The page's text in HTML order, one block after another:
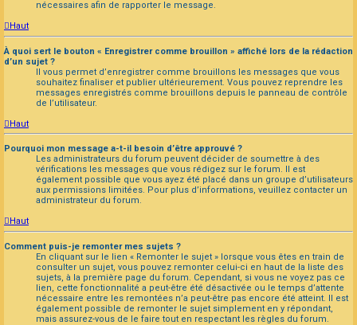
nécessaires afin de rapporter le message.
Haut
À quoi sert le bouton « Enregistrer comme brouillon » affiché lors de la rédaction
d’un sujet ?
Il vous permet d’enregistrer comme brouillons les messages que vous
souhaitez finaliser et publier ultérieurement. Vous pouvez reprendre les
messages enregistrés comme brouillons depuis le panneau de contrôle
de l’utilisateur.
Haut
Pourquoi mon message a-t-il besoin d’être approuvé ?
Les administrateurs du forum peuvent décider de soumettre à des
vérifications les messages que vous rédigez sur le forum. Il est
également possible que vous ayez été placé dans un groupe d’utilisateurs
aux permissions limitées. Pour plus d’informations, veuillez contacter un
administrateur du forum.
Haut
Comment puis-je remonter mes sujets ?
En cliquant sur le lien « Remonter le sujet » lorsque vous êtes en train de
consulter un sujet, vous pouvez remonter celui-ci en haut de la liste des
sujets, à la première page du forum. Cependant, si vous ne voyez pas ce
lien, cette fonctionnalité a peut-être été désactivée ou le temps d’attente
nécessaire entre les remontées n’a peut-être pas encore été atteint. Il est
également possible de remonter le sujet simplement en y répondant,
mais assurez-vous de le faire tout en respectant les règles du forum.